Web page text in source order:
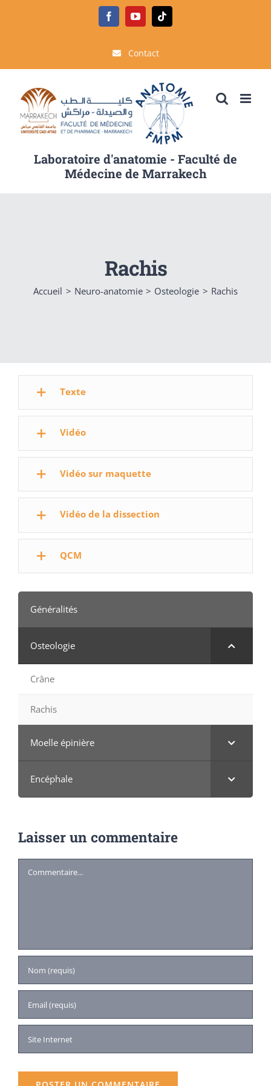
FacebookYouTubeTiktok
Contact
Laboratoire d'anatomie - Faculté de
Médecine de Marrakech
Rachis
Accueil Neuro-anatomie Osteologie Rachis
Texte
Vidéo
Vidéo sur maquette
Vidéo de la dissection
QCM
Généralités
Osteologie
Crâne
Rachis
Moelle épinière
Encéphale
Laisser un commentaire
Commentaire